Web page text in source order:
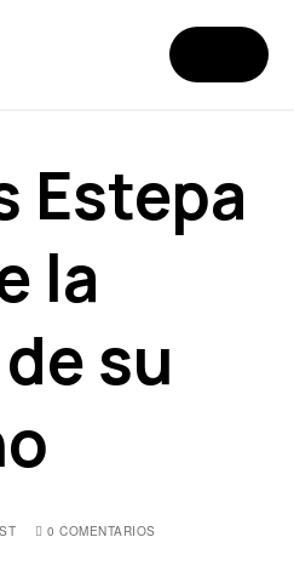
Estepa
la
su
0 COMENTARIOS